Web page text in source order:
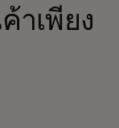
าเพียง